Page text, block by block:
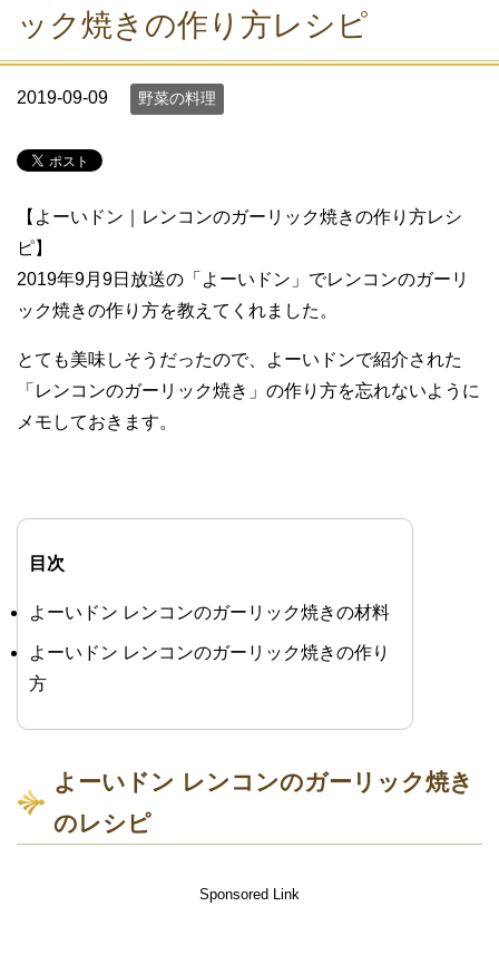
ック焼きの作り方レシピ
2019-09-09 野菜の料理
【よーいドン｜レンコンのガーリック焼きの作り方レシ
ピ】
2019年9月9日放送の「よーいドン」でレンコンのガーリ
ック焼きの作り方を教えてくれました。
とても美味しそうだったので、よーいドンで紹介された
「レンコンのガーリック焼き」の作り方を忘れないように
メモしておきます。
目次
よーいドン レンコンのガーリック焼きの材料
よーいドン レンコンのガーリック焼きの作り
方
よーいドン レンコンのガーリック焼き
のレシピ
Sponsored Link